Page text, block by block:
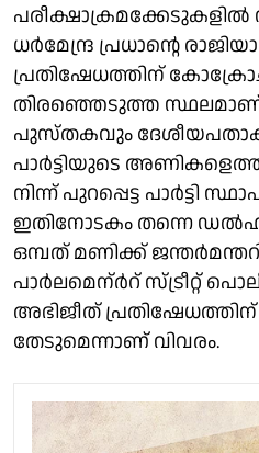
പരീക്ഷാക്രമക്കേടുകളിൽ
ധർമേന്ദ്ര പ്രധാന്റെ
പ്രതിഷേധത്തിന് കോക്രോച്ച്
തിരഞ്ഞെടുത്ത സ്ഥലമാണ്
പുസ്തകവും
പാർട്ടിയുടെ
നിന്ന് പുറപ്പെട്ട പാർട്ടി
ഇതിനോടകം തന്നെ
ഒമ്പത് മണിക്ക്
പാർലമെന്ർറ് സ്ട്രീറ്റ്
അഭിജീത്
തേടുമെന്നാണ് വിവരം.